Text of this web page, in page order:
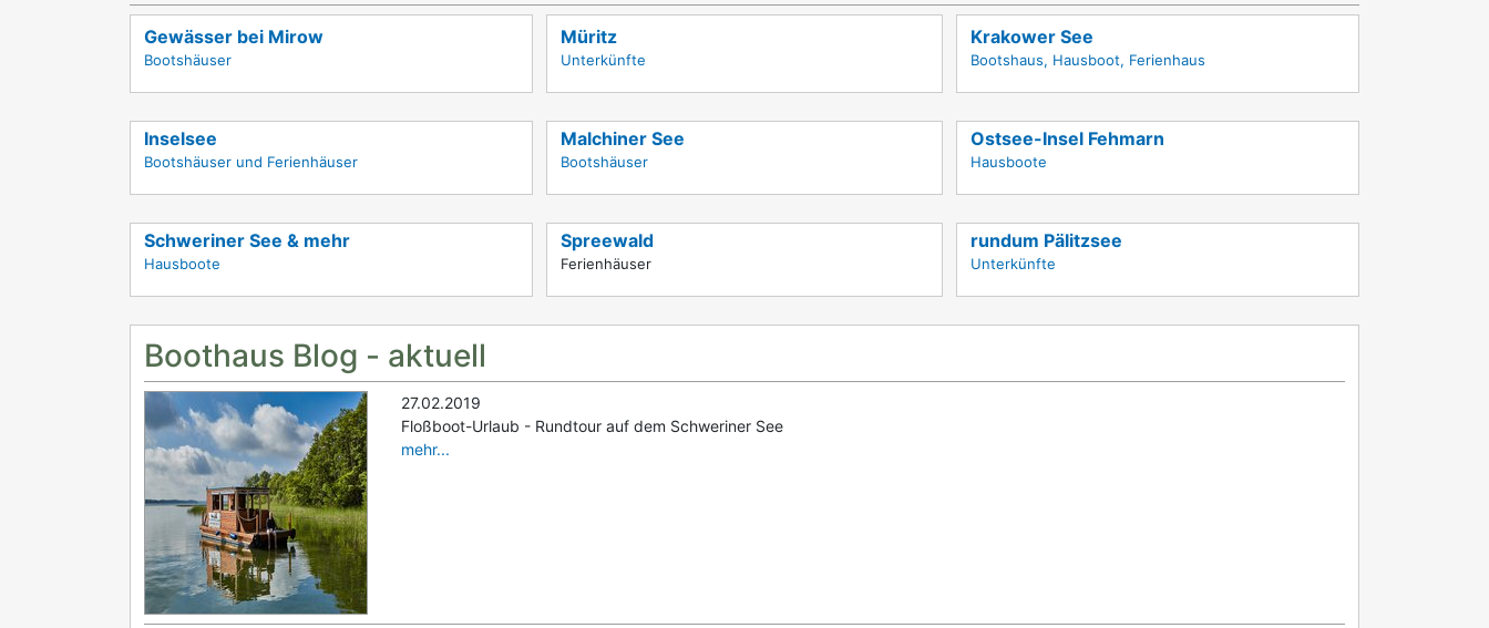
Gewässer bei Mirow
Bootshäuser
Inselsee
Bootshäuser und Ferienhäuser
Schweriner See & mehr
Hausboote
Müritz
Unterkünfte
Malchiner See
Bootshäuser
Spreewald
Ferienhäuser
Krakower See
Bootshaus, Hausboot, Ferienhaus
Ostsee-Insel Fehmarn
Hausboote
rundum Pälitzsee
Unterkünfte
Boothaus Blog - aktuell
27.02.2019
Floßboot-Urlaub - Rundtour auf dem Schweriner See
mehr...